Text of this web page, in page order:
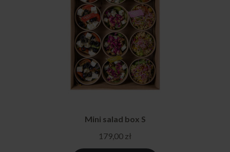
Mini salad box S
179,00 zł